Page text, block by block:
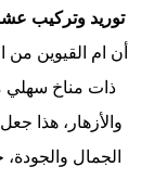
توريد وتركيب
أن ام القيوين
ذات مناخ سهلي
والأزهار، هذا
الجمال